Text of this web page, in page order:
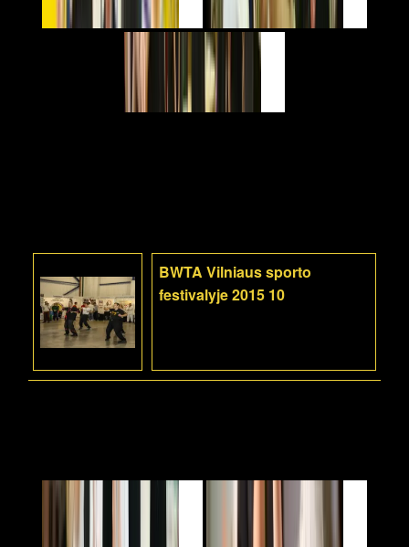
BWTA Vilniaus sporto
festivalyje 2015 10